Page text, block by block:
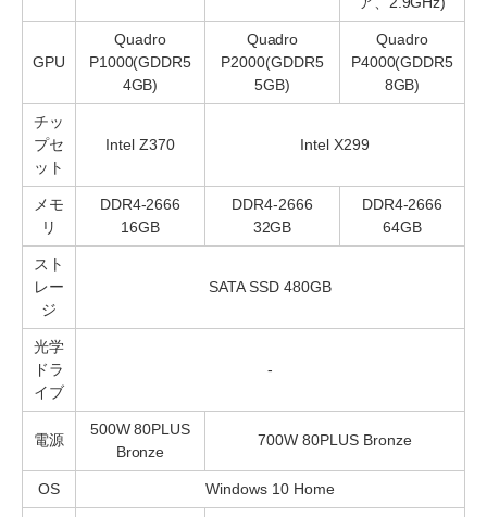
GPU
Quadro
P1000(GDDR5
4GB)
Quadro
P2000(GDDR5
5GB)
Quadro
P4000(GDDR5
8GB)
チッ
プセ
ット
Intel Z370 Intel X299
メモ
リ
DDR4-2666
16GB
DDR4-2666
32GB
DDR4-2666
64GB
スト
レー
ジ
SATA SSD 480GB
光学
ドラ
イブ
-
電源
500W 80PLUS
Bronze
700W 80PLUS Bronze
OS Windows 10 Home